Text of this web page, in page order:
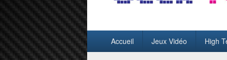
GeekTest
principalAccueil Jeux Vidéo High